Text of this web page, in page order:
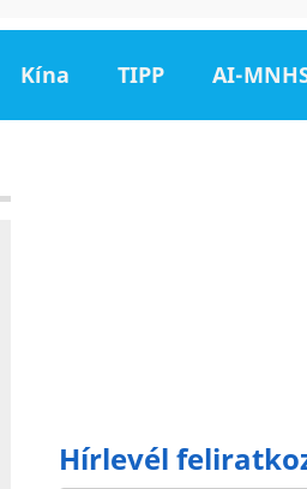
Kína TIPP AI-
Hírlevél